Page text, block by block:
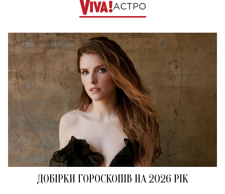
АСТРО
ДОБІРКИ ГОРОСКОПІВ НА 2026 РІК